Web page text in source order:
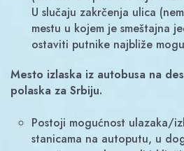
U slučaju zakrčenja ulica
mestu u kojem je smeštajna
ostaviti putnike najbliže
Mesto izlaska iz autobusa na
polaska za Srbiju.
Postoji mogućnost ulazaka/izlazaka i na usputnim
stanicama na autoputu, u